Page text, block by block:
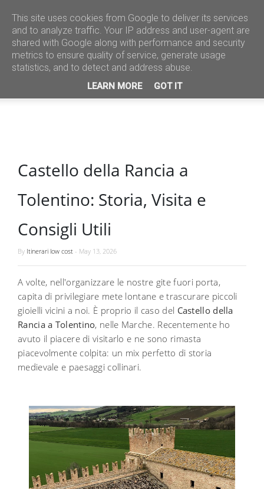
Castello della Rancia a
Tolentino: Storia, Visita e
Consigli Utili
By Itinerari low cost - May 13, 2026
A volte, nell'organizzare le nostre gite fuori porta,
capita di privilegiare mete lontane e trascurare piccoli
gioielli vicini a noi. È proprio il caso del Castello della
Rancia a Tolentino, nelle Marche. Recentemente ho
avuto il piacere di visitarlo e ne sono rimasta
piacevolmente colpita: un mix perfetto di storia
medievale e paesaggi collinari.
This site uses cookies from Google to deliver its services
and to analyze traffic. Your IP address and user-agent are
shared with Google along with performance and security
metrics to ensure quality of service, generate usage
statistics, and to detect and address abuse.
LEARN MORE GOT IT